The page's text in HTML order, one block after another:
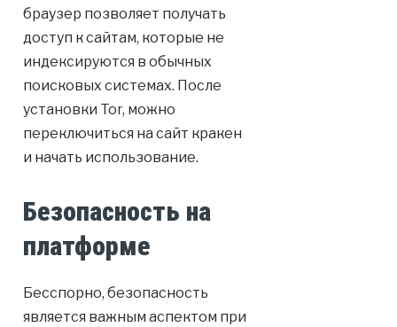
браузер позволяет получать
доступ к сайтам, которые не
индексируются в обычных
поисковых системах. После
установки Tor, можно
переключиться на сайт кракен
и начать использование.
Безопасность на
платформе
Бесспорно, безопасность
является важным аспектом при